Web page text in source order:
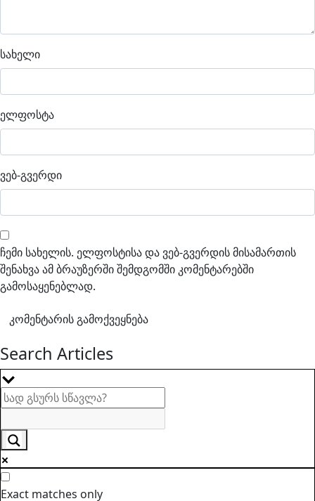
სახელი
ელფოსტა
ვებ-გვერდი
ჩემი სახელის. ელფოსტისა და ვებ-გვერდის მისამართის
შენახვა ამ ბრაუზერში შემდგომში კომენტარებში
გამოსაყენებლად.
Search Articles
Exact matches only